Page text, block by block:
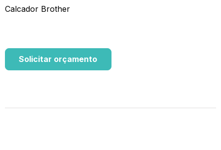
Calcador Brother
Solicitar orçamento